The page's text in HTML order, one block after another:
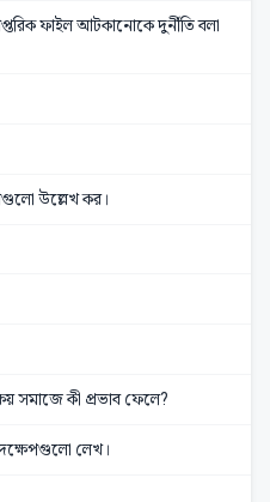
ফাইল আটকানোকে দুর্নীতি বলা
উল্লেখ কর।
সমাজে কী প্রভাব ফেলে?
লেখ।